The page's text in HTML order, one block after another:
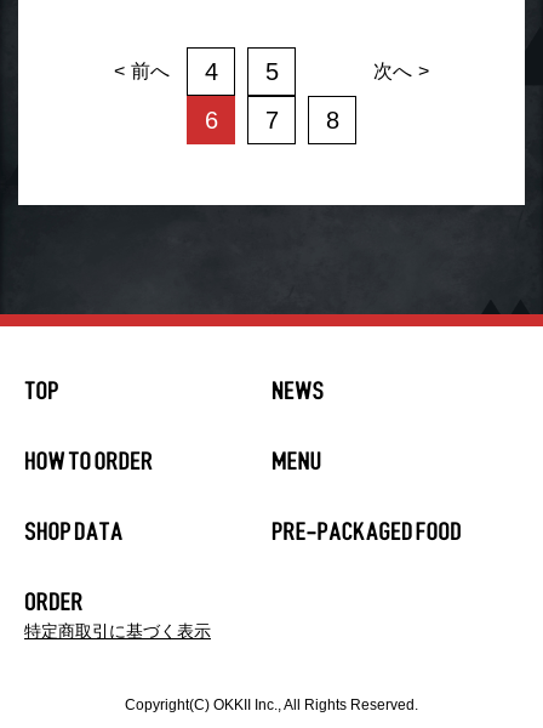
前へ 4
5
6
7 8
次へ
特定商取引に基づく表示
Copyright(C) OKKII Inc., All Rights Reserved.